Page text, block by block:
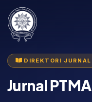
DIREKTORI JURNAL
Jurnal PTMA